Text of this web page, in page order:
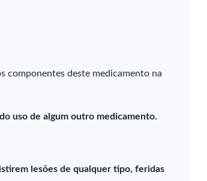
componentes deste medicamento na
uso de algum outro medicamento.
lesões de qualquer tipo, feridas